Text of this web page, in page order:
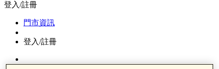
登入/註冊
門市資訊
登入/註冊